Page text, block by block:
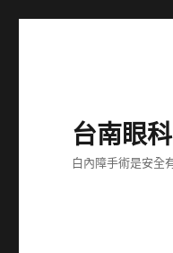
台南眼
白內障手術是安全